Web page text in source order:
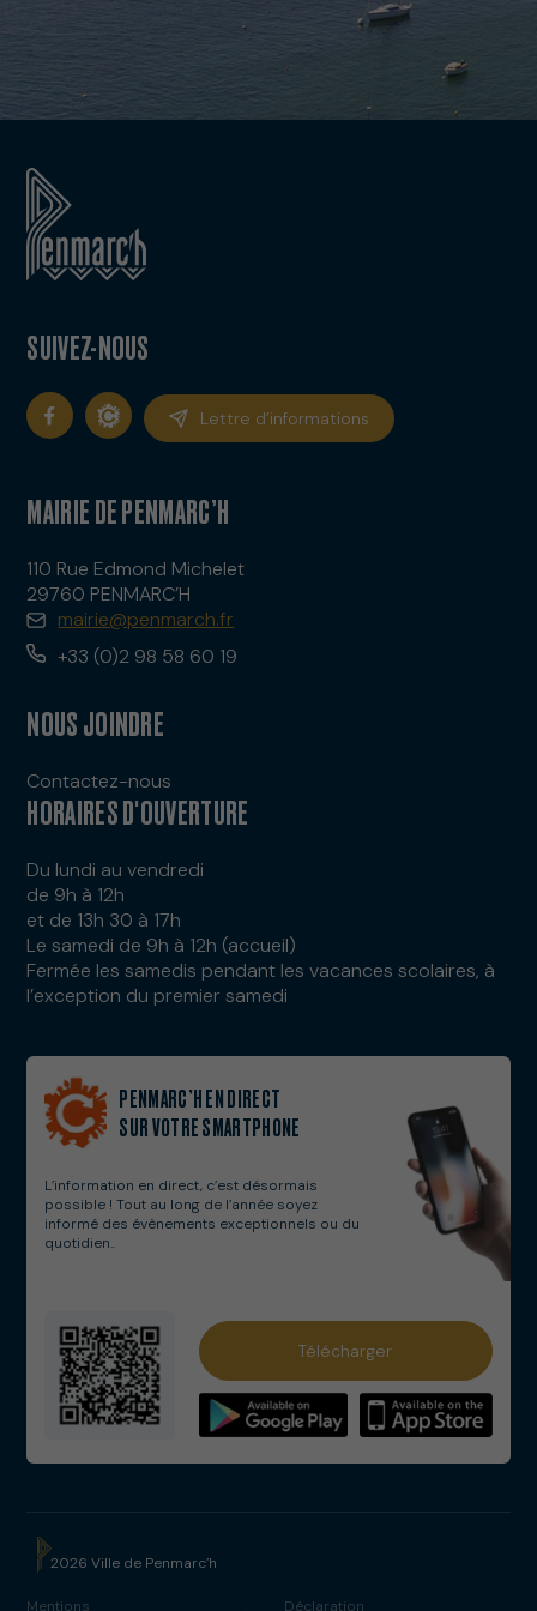
Services municipaux
Numéros utiles
SUIVEZ-NOUS
Lettre d’informations
MAIRIE DE PENMARC’H
110 Rue Edmond Michelet
29760 PENMARC’H
mairie@penmarch.fr
+33 (0)2 98 58 60 19
NOUS JOINDRE
Contactez-nous
HORAIRES D'OUVERTURE
Du lundi au vendredi
de 9h à 12h
et de 13h 30 à 17h
Le samedi de 9h à 12h (accueil)
Fermée les samedis pendant les vacances scolaires, à
l’exception du premier samedi
PENMARC’H EN DIRECT
SUR VOTRE SMARTPHONE
L’information en direct, c’est désormais
possible ! Tout au long de l’année soyez
informé des évènements exceptionnels ou du
quotidien..
Télécharger
2026 Ville de Penmarc’h
Mentions Déclaration